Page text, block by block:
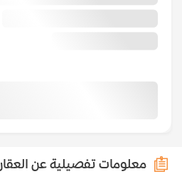
معلومات تفصيلية عن العقار